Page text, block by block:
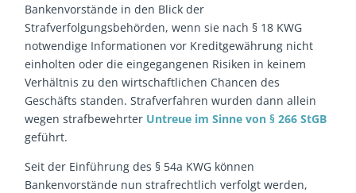
Bankenvorstände in den Blick der
Strafverfolgungsbehörden, wenn sie nach § 18 KWG
notwendige Informationen vor Kreditgewährung nicht
einholten oder die eingegangenen Risiken in keinem
Verhältnis zu den wirtschaftlichen Chancen des
Geschäfts standen. Strafverfahren wurden dann allein
wegen strafbewehrter Untreue im Sinne von § 266 StGB
geführt.
Seit der Einführung des § 54a KWG können
Bankenvorstände nun strafrechtlich verfolgt werden,